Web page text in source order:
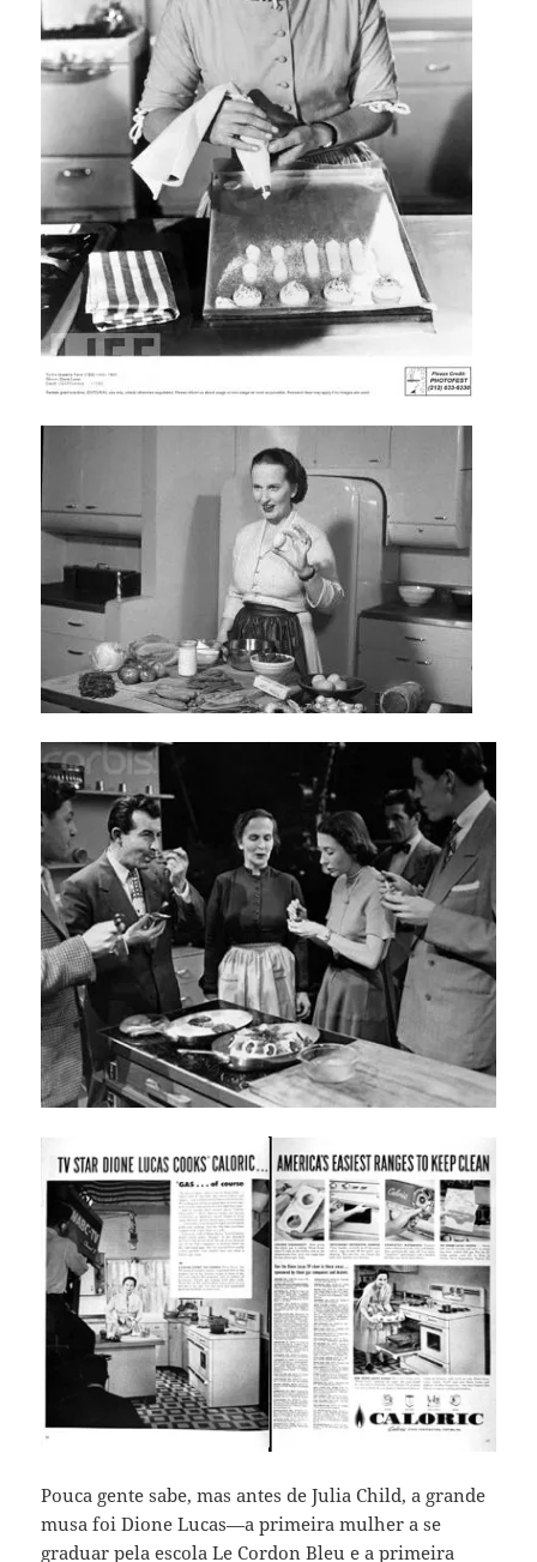
Pouca gente sabe, mas antes de Julia Child, a grande
musa foi Dione Lucas—a primeira mulher a se
graduar pela escola Le Cordon Bleu e a primeira